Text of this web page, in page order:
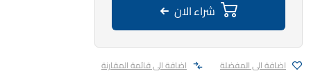
شراء الان
اضافة الى المفضلة اضافة الى قائمة المقارنة